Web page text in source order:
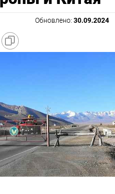
Обновлено: 30.09.2024